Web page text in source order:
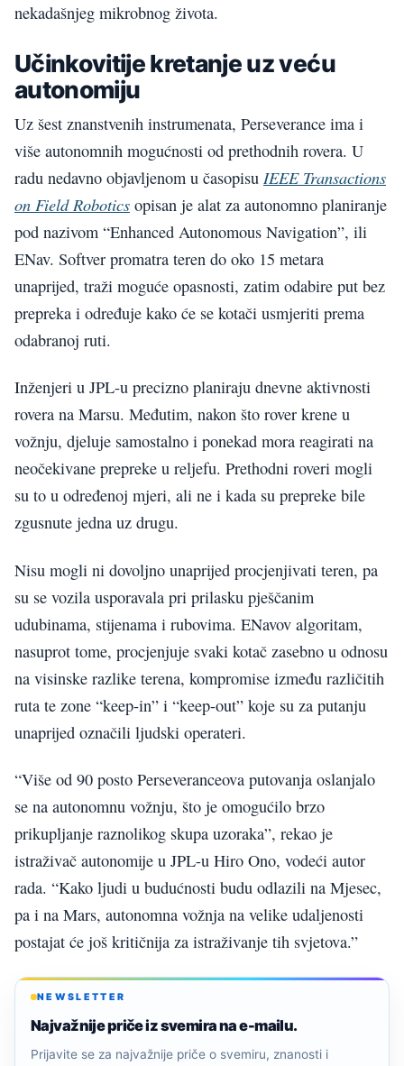
nekadašnjeg mikrobnog života.
Učinkovitije kretanje uz veću
autonomiju
Uz šest znanstvenih instrumenata, Perseverance ima i
više autonomnih mogućnosti od prethodnih rovera. U
radu nedavno objavljenom u časopisu IEEE Transactions
on Field Robotics opisan je alat za autonomno planiranje
pod nazivom “Enhanced Autonomous Navigation”, ili
ENav. Softver promatra teren do oko 15 metara
unaprijed, traži moguće opasnosti, zatim odabire put bez
prepreka i određuje kako će se kotači usmjeriti prema
odabranoj ruti.
Inženjeri u JPL-u precizno planiraju dnevne aktivnosti
rovera na Marsu. Međutim, nakon što rover krene u
vožnju, djeluje samostalno i ponekad mora reagirati na
neočekivane prepreke u reljefu. Prethodni roveri mogli
su to u određenoj mjeri, ali ne i kada su prepreke bile
zgusnute jedna uz drugu.
Nisu mogli ni dovoljno unaprijed procjenjivati teren, pa
su se vozila usporavala pri prilasku pješčanim
udubinama, stijenama i rubovima. ENavov algoritam,
nasuprot tome, procjenjuje svaki kotač zasebno u odnosu
na visinske razlike terena, kompromise između različitih
ruta te zone “keep-in” i “keep-out” koje su za putanju
unaprijed označili ljudski operateri.
“Više od 90 posto Perseveranceova putovanja oslanjalo
se na autonomnu vožnju, što je omogućilo brzo
prikupljanje raznolikog skupa uzoraka”, rekao je
istraživač autonomije u JPL-u Hiro Ono, vodeći autor
rada. “Kako ljudi u budućnosti budu odlazili na Mjesec,
pa i na Mars, autonomna vožnja na velike udaljenosti
postajat će još kritičnija za istraživanje tih svjetova.”
NEWSLETTER
Najvažnije priče iz svemira na e-mailu.
Prijavite se za najvažnije priče o svemiru, znanosti i